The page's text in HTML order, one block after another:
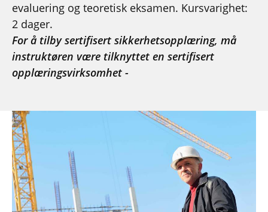
evaluering og teoretisk eksamen. Kursvarighet:
2 dager.
For å tilby sertifisert sikkerhetsopplæring, må
instruktøren være tilknyttet en sertifisert
opplæringsvirksomhet -